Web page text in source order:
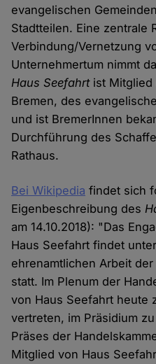
evangelischen
Stadtteilen. Eine zentrale
Verbindung/Vernetzung
Unternehmertum nimmt
Haus Seefahrtist Mitglied
Bremen, des
und ist BremerInnen
Durchführung des
Rathaus.
Bei Wikipedia findet sich
Eigenbeschreibung des
am 14.10.2018): "Das
Haus Seefahrt findet
ehrenamtlichen Arbeit
statt. Im Plenum der
von Haus Seefahrt heute
vertreten, im Präsidium
Präses der
Mitglied von Haus